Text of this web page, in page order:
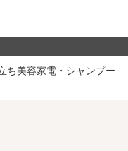
ち美容家電・シャンプー